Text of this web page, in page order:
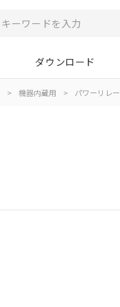
ダウンロード
> 機器内蔵用 > パワーリレー